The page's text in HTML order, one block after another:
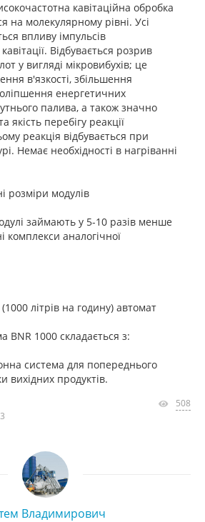
кавітаційна обробка
на молекулярному рівні. Усі
впливу імпульсів
Відбувається розрив
у вигляді мікровибухів; це
в'язкості, збільшення
енергетичних
палива, а також значно
якість перебігу реакції
реакція відбувається при
Немає необхідності в нагріванні
розміри модулів
займають у 5-10 разів менше
комплекси аналогічної
літрів на годину) автомат
BNR 1000 складається з:
система для попереднього
вихідних продуктів.
508
Владимирович